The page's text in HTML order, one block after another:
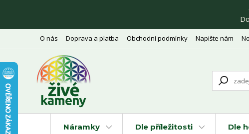
O nás Doprava a platba Obchodní podmínky Napište nám
Náramky Dle příležitosti Dle